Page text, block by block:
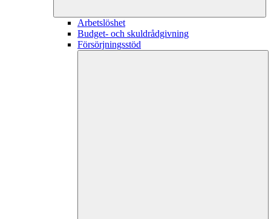
Arbetslöshet
Budget- och skuldrådgivning
Försörjningsstöd